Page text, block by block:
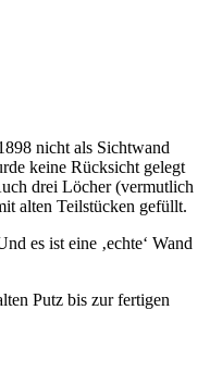
nicht als Sichtwand
keine Rücksicht gelegt
drei Löcher (vermutlich
alten Teilstücken gefüllt.
es ist eine ‚echte‘ Wand
Putz bis zur fertigen